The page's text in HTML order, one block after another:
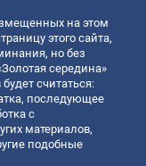
на этом
этого сайта,
но без
середина»
считаться:
последующее
с
материалов,
подобные